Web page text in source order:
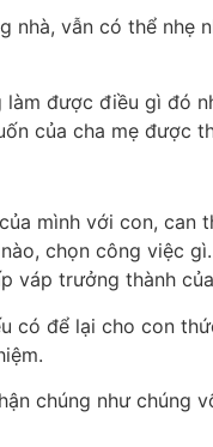
vẫn có thể
được điều gì đó
của cha mẹ được
mình với con, can
chọn công việc
váp trưởng thành
có để lại cho con
chúng như chúng